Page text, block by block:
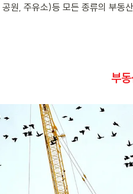
원, 주유소)등 모든 종류의 부
부